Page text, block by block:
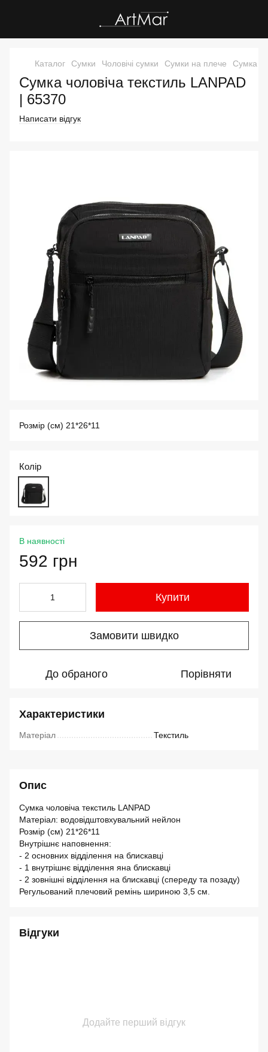
Каталог Сумки Чоловічі сумки Сумки на плече Сумка
Сумка чоловіча текстиль LANPAD
| 65370
Написати відгук
Розмір (см) 21*26*11
Колір
В наявності
592 грн
Купити
Замовити швидко
До обраного Порівняти
Характеристики
Матеріал Текстиль
Опис
Сумка чоловіча текстиль LANPAD
Матеріал: водовідштовхувальний нейлон
Розмір (см) 21*26*11
Внутрішнє наповнення:
- 2 основних відділення на блискавці
- 1 внутрішнє відділення яна блискавці
- 2 зовнішні відділення на блискавці (спереду та позаду)
Регульований плечовий ремінь шириною 3,5 см.
Відгуки
Додайте перший відгук